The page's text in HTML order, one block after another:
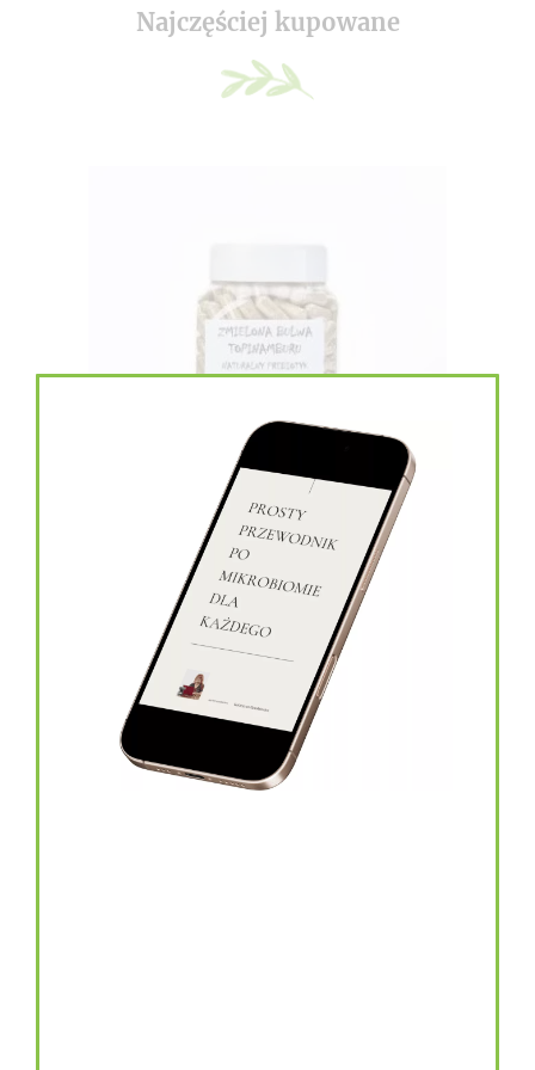
Najczęściej kupowane
topinambur w kapsułkach